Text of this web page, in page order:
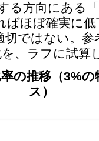
る方向にある
ばほぼ確実に
ではない。
、ラフに試算
率の推移（3%
ス）